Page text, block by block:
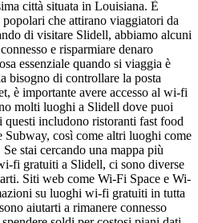
città situata in Louisiana. È
che attirano viaggiatori da
di visitare Slidell, abbiamo alcuni
e risparmiare denaro
essenziale quando si viaggia è
bisogno di controllare la posta
è importante avere accesso al wi-fi
molti luoghi a Slidell dove puoi
includono ristoranti fast food
Subway, così come altri luoghi come
stai cercando una mappa più
fi gratuiti a Slidell, ci sono diverse
Siti web come Wi-Fi Space e Wi-
su luoghi wi-fi gratuiti in tutta
aiutarti a rimanere connesso